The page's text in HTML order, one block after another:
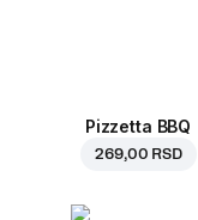
Pizzetta BBQ
269,00 RSD